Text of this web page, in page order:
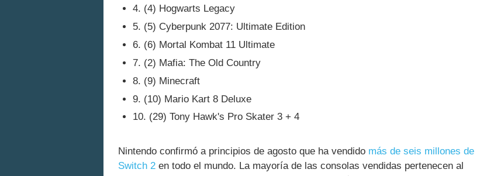
4. (4) Hogwarts Legacy
5. (5) Cyberpunk 2077: Ultimate Edition
6. (6) Mortal Kombat 11 Ultimate
7. (2) Mafia: The Old Country
8. (9) Minecraft
9. (10) Mario Kart 8 Deluxe
10. (29) Tony Hawk's Pro Skater 3 + 4
Nintendo confirmó a principios de agosto que ha vendido más de seis millones de
Switch 2 en todo el mundo. La mayoría de las consolas vendidas pertenecen al